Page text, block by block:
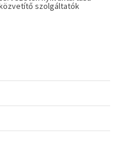
szolgáltatók